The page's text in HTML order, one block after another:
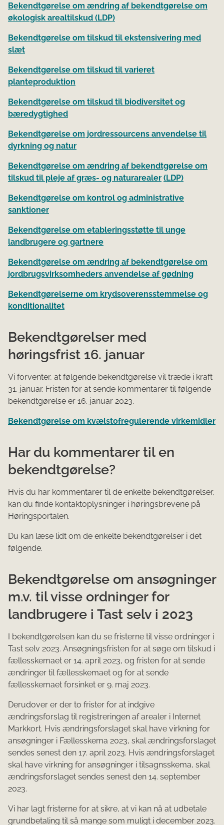
Bekendtgørelse om ændring af bekendtgørelse om
økologisk arealtilskud (LDP)
Bekendtgørelse om tilskud til ekstensivering med
slæt
Bekendtgørelse om tilskud til varieret
planteproduktion
Bekendtgørelse om tilskud til biodiversitet og
bæredygtighed
Bekendtgørelse om jordressourcens anvendelse til
dyrkning og natur
Bekendtgørelse om ændring af bekendtgørelse om
tilskud til pleje af græs- og naturarealer (LDP)
Bekendtgørelse om kontrol og administrative
sanktioner
Bekendtgørelse om etableringsstøtte til unge
landbrugere og gartnere
Bekendtgørelse om ændring af bekendtgørelse om
jordbrugsvirksomheders anvendelse af gødning
Bekendtgørelserne om krydsoverensstemmelse og
konditionalitet
Bekendtgørelser med
høringsfrist 16. januar
Vi forventer, at følgende bekendtgørelse vil træde i kraft
31. januar. Fristen for at sende kommentarer til følgende
bekendtgørelse er 16. januar 2023.
Bekendtgørelse om kvælstofregulerende virkemidler
Har du kommentarer til en
bekendtgørelse?
Hvis du har kommentarer til de enkelte bekendtgørelser,
kan du finde kontaktoplysninger i høringsbrevene på
Høringsportalen.
Du kan læse lidt om de enkelte bekendtgørelser i det
følgende.
Bekendtgørelse om ansøgninger
m.v. til visse ordninger for
landbrugere i Tast selv i 2023
I bekendtgørelsen kan du se fristerne til visse ordninger i
Tast selv 2023. Ansøgningsfristen for at søge om tilskud i
fællesskemaet er 14. april 2023, og fristen for at sende
ændringer til fællesskemaet og for at sende
fællesskemaet forsinket er 9. maj 2023.
Derudover er der to frister for at indgive
ændringsforslag til registreringen af arealer i Internet
Markkort. Hvis ændringsforslaget skal have virkning for
ansøgninger i Fællesskema 2023, skal ændringsforslaget
sendes senest den 17. april 2023. Hvis ændringsforslaget
skal have virkning for ansøgninger i tilsagnsskema, skal
ændringsforslaget sendes senest den 14. september
2023.
Vi har lagt fristerne for at sikre, at vi kan nå at udbetale
grundbetaling til så mange som muligt i december 2023.